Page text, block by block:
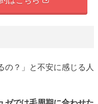
の？」と不安に感じる人